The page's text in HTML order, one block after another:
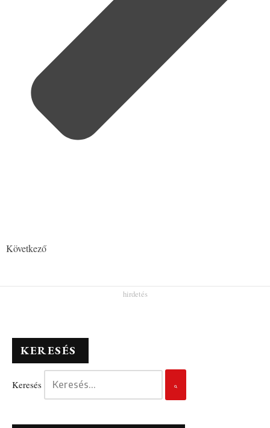
Következő
KERESÉS
Keresés